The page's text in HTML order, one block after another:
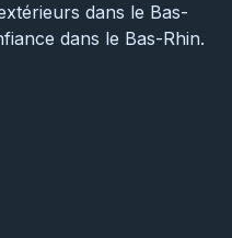
dans le Bas-
dans le Bas-Rhin.